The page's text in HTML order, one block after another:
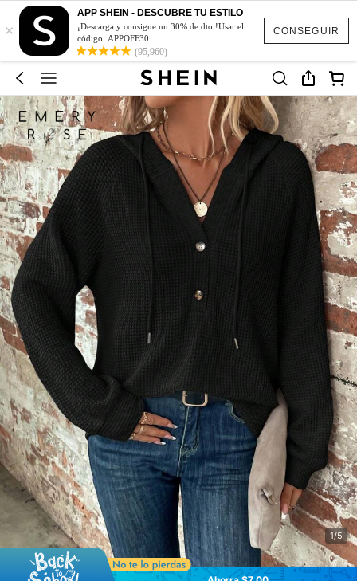
CONSEGUIR
×
APP SHEIN - DESCUBRE TU ESTILO
¡Descarga y consigue un 30% de dto.!Usar el
código: APPOFF30
(95,960)
1/5